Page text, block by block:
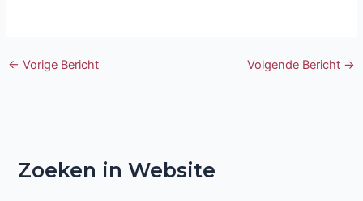
← Vorige Bericht Volgende Bericht →
Zoeken in Website